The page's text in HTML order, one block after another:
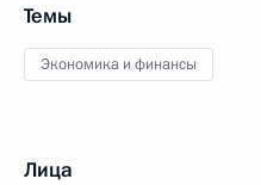
Темы
Экономика и финансы
Лица